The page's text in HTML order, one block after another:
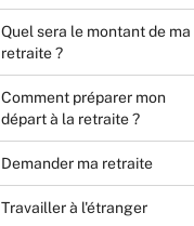
Quel sera le montant de ma
retraite ?
Comment préparer mon
départ à la retraite ?
Demander ma retraite
Travailler à l'étranger